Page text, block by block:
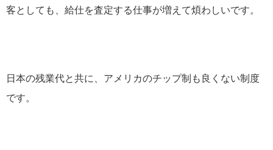
客としても、給仕を査定する仕事が増えて煩わしいです。
日本の残業代と共に、アメリカのチップ制も良くない制度
です。